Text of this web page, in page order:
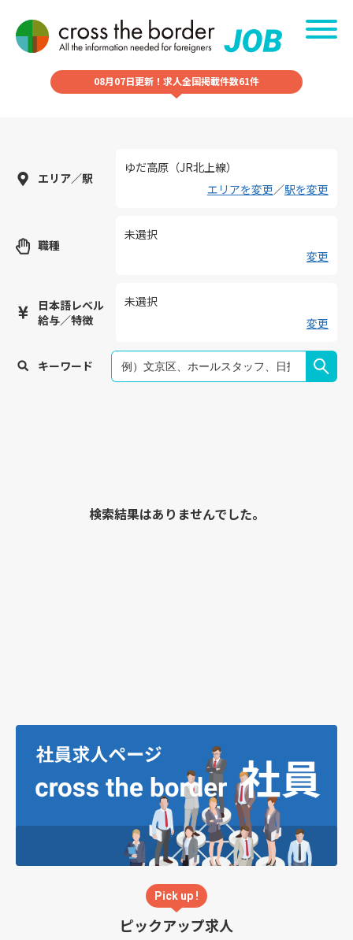
08月07日更新！求人全国掲載件数61件
エリア／駅
ゆだ高原（JR北上線）
エリアを変更／駅を変更
職種
未選択
変更
日本語レベル
給与／特徴
未選択
変更
キーワード
検索結果はありませんでした。
Pick up !
ピックアップ求人